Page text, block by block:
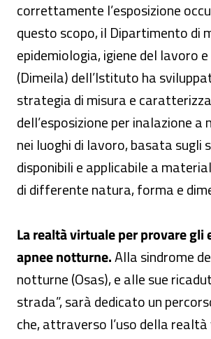
correttamente l’esposizione
questo scopo, il Dipartimento di
epidemiologia, igiene del lavoro
(Dimeila) dell’Istituto ha
strategia di misura e
dell’esposizione per inalazione
nei luoghi di lavoro, basata sugli
disponibili e applicabile a
di differente natura, forma e
La realtà virtuale per provare
apnee notturne.Alla sindrome
notturne (Osas), e alle sue
strada”, sarà dedicato un
che, attraverso l’uso della